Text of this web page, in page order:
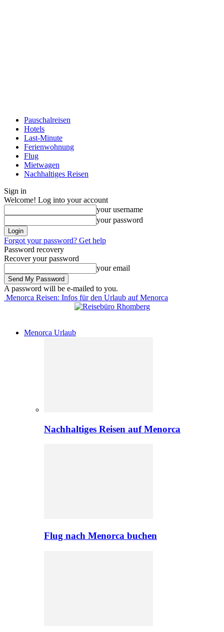
Pauschalreisen
Hotels
Last-Minute
Ferienwohnung
Flug
Mietwagen
Nachhaltiges Reisen
Sign in
Welcome! Log into your account
your username
your password
Forgot your password? Get help
Password recovery
Recover your password
your email
A password will be e-mailed to you.
Menorca Reisen: Infos für den Urlaub auf Menorca
Menorca Urlaub
Nachhaltiges Reisen auf Menorca
Flug nach Menorca buchen